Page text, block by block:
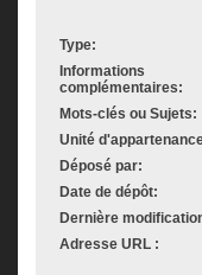
Type:
Informations
complémentaires:
Mots-clés ou Sujets:
Unité
Déposé par:
Date de dépôt:
Dernière
Adresse URL :